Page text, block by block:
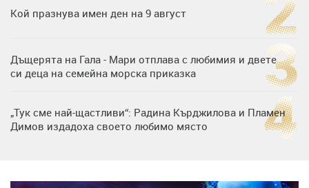
Кой празнува имен ден на 9 август
Дъщерята на Гала - Мари отплава с любимия и двете
си деца на семейна морска приказка
„Тук сме най-щастливи“: Радина Кърджилова и Пламен
Димов издадоха своето любимо място
кадри с Башар Рахал и малкия им син